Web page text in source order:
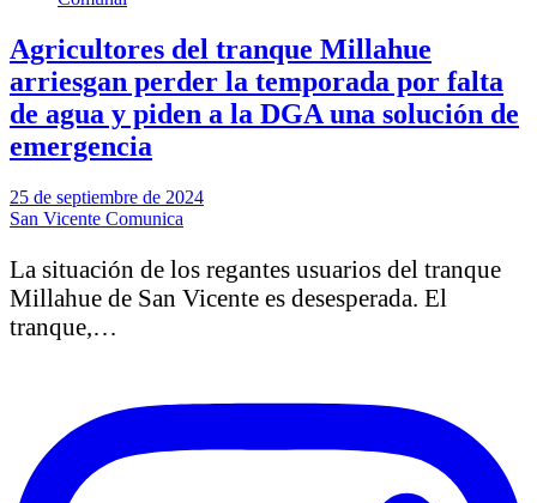
Agricultores del tranque Millahue
arriesgan perder la temporada por falta
de agua y piden a la DGA una solución de
emergencia
25 de septiembre de 2024
San Vicente Comunica
La situación de los regantes usuarios del tranque
Millahue de San Vicente es desesperada. El
tranque,…